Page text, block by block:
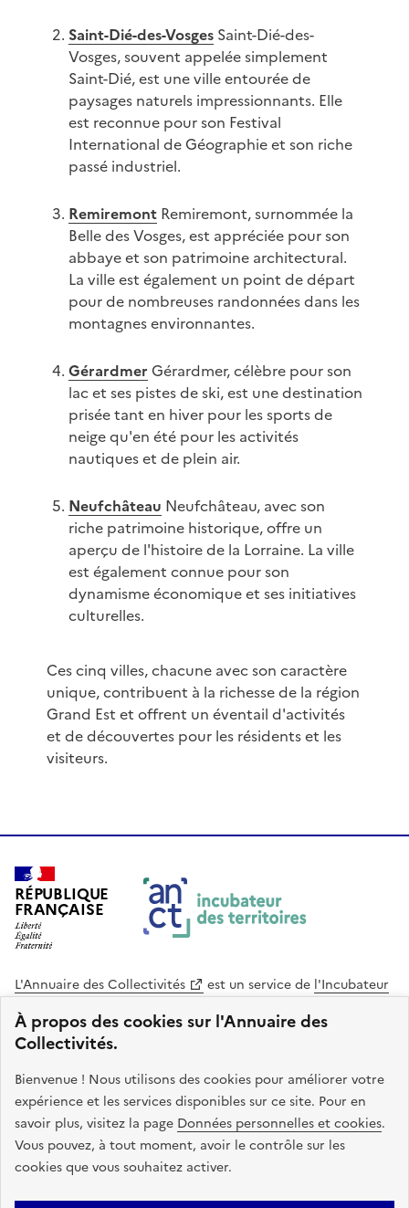
À propos des cookies sur l'Annuaire des
Collectivités.
Bienvenue ! Nous utilisons des cookies pour améliorer votre
expérience et les services disponibles sur ce site. Pour en
savoir plus, visitez la page Données personnelles et cookies.
Vous pouvez, à tout moment, avoir le contrôle sur les
cookies que vous souhaitez activer.
Saint-Dié-des-VosgesSaint-Dié-des-
Vosges, souvent appelée simplement
Saint-Dié, est une ville entourée de
paysages naturels impressionnants. Elle
est reconnue pour son Festival
International de Géographie et son riche
passé industriel.
RemiremontRemiremont, surnommée la
Belle des Vosges, est appréciée pour son
abbaye et son patrimoine architectural.
La ville est également un point de départ
pour de nombreuses randonnées dans les
montagnes environnantes.
Gérardmer Gérardmer, célèbre pour son
lac et ses pistes de ski, est une destination
prisée tant en hiver pour les sports de
neige qu'en été pour les activités
nautiques et de plein air.
Neufchâteau Neufchâteau, avec son
riche patrimoine historique, offre un
aperçu de l'histoire de la Lorraine. La ville
est également connue pour son
dynamisme économique et ses initiatives
culturelles.
Ces cinq villes, chacune avec son caractère
unique, contribuent à la richesse de la région
Grand Est et offrent un éventail d'activités
et de découvertes pour les résidents et les
visiteurs.
RÉPUBLIQUE
FRANÇAISE
L'Annuaire des Collectivités est un service de l'Incubateur
des Territoires
Cohésion des Territoires
. Le code source de ce site web
est disponible en licence libre. Le design de ce site est conçu
avec le système de design de l’État.
legifrance.gouv.fr
info.gouv.fr
service-public.gouv.fr
data.gouv.fr